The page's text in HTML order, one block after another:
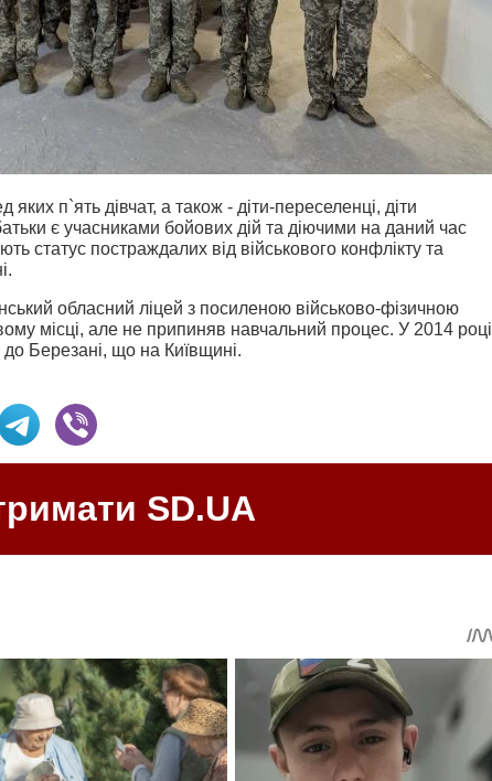
п`ять дівчат, а також - діти-переселенці, діти
батьки є учасниками бойових дій та діючими на даний час
статус постраждалих від військового конфлікту та
обласний ліцей з посиленою військово-фізичною
місці, але не припиняв навчальний процес. У 2014 році
до Березані, що на Київщині.
SD.UA